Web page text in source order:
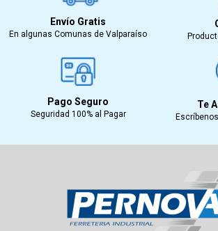
Envío Gratis
En algunas Comunas de Valparaíso
Pago Seguro
Seguridad 100% al Pagar
Te
Escríbenos